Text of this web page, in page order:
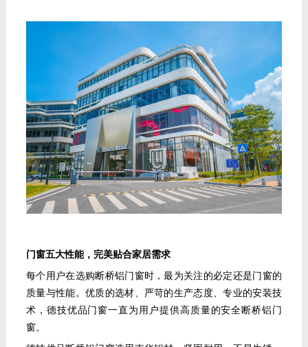
门窗五大性能，完美贴合家居需求
每个用户在选购断桥铝门窗时，最为关注的必定还是门窗的
质量与性能。优质的选材、严苛的生产态度、专业的安装技
术，德技优品门窗一直为用户提供高质量的安全断桥铝门
窗。